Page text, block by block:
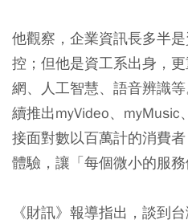
他觀察，企業資訊長多半
控；但他是資工系出身，
網、人工智慧、語音辨識
續推出myVideo、
接面對數以百萬計的消費
體驗，讓「每個微小的服務
《財訊》報導指出，談到